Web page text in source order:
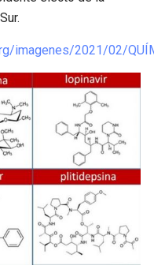
imagenes/2021/02/